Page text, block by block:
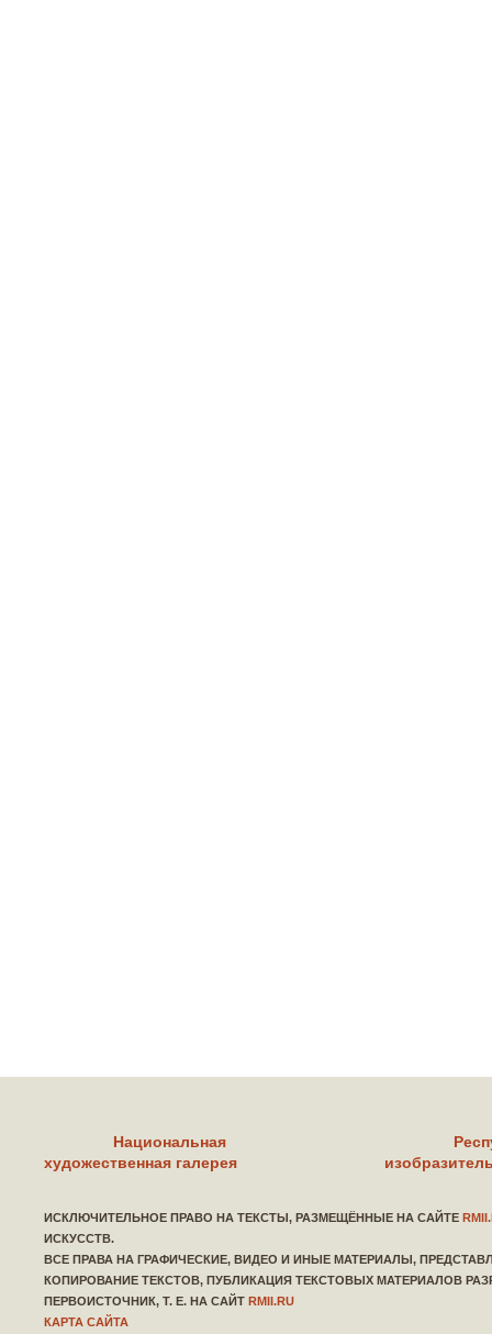
Национальная
художественная галерея
ИСКЛЮЧИТЕЛЬНОЕ ПРАВО НА ТЕКСТЫ, РАЗМЕЩЁННЫЕ НА САЙТЕ
ИСКУССТВ.
ВСЕ ПРАВА НА ГРАФИЧЕСКИЕ, ВИДЕО И ИНЫЕ МАТЕРИАЛЫ,
КОПИРОВАНИЕ ТЕКСТОВ, ПУБЛИКАЦИЯ ТЕКСТОВЫХ МАТЕРИАЛОВ
ПЕРВОИСТОЧНИК, Т. Е. НА САЙТ RMII.RU
КАРТА САЙТА